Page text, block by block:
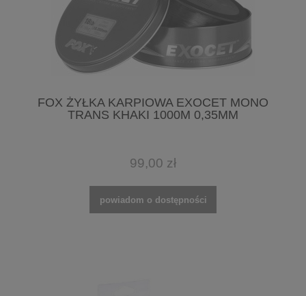
FOX ŻYŁKA KARPIOWA EXOCET MONO
TRANS KHAKI 1000M 0,35MM
99,00 zł
powiadom o dostępności